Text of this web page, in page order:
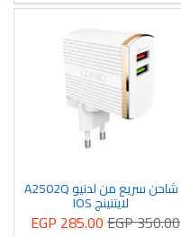
شاحن سريع من لدنيو A2502Q
لايتنينج IOS
EGP 285.00EGP 350.00